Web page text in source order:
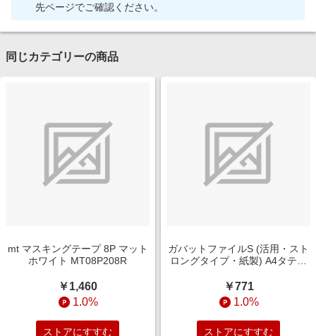
先ページでご確認ください。
同じカテゴリーの商品
mt マスキングテープ 8P マット
ホワイト MT08P208R
￥1,460
1.0%
ストアにすすむ
ガバットファイルS (活用・スト
ロングタイプ・紙製) A4タテ型
￥771
1.0%
ストアにすすむ